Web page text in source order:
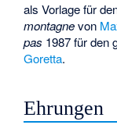
als Vorlage für
montagnevon
pas 1987 für den
Goretta.
Ehrungen